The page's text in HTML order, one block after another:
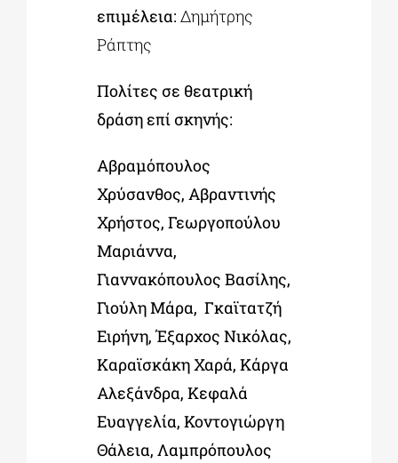
επιμέλεια:Δημήτρης
Ράπτης
Πολίτες σε θεατρική
δράση επί σκηνής:
Αβραμόπουλος
Χρύσανθος, Αβραντινής
Χρήστος, Γεωργοπούλου
Μαριάννα,
Γιαννακόπουλος Βασίλης,
Γιούλη Μάρα, Γκαϊτατζή
Ειρήνη, Έξαρχος Νικόλας,
Καραϊσκάκη Χαρά, Κάργα
Αλεξάνδρα, Κεφαλά
Ευαγγελία, Κοντογιώργη
Θάλεια, Λαμπρόπουλος